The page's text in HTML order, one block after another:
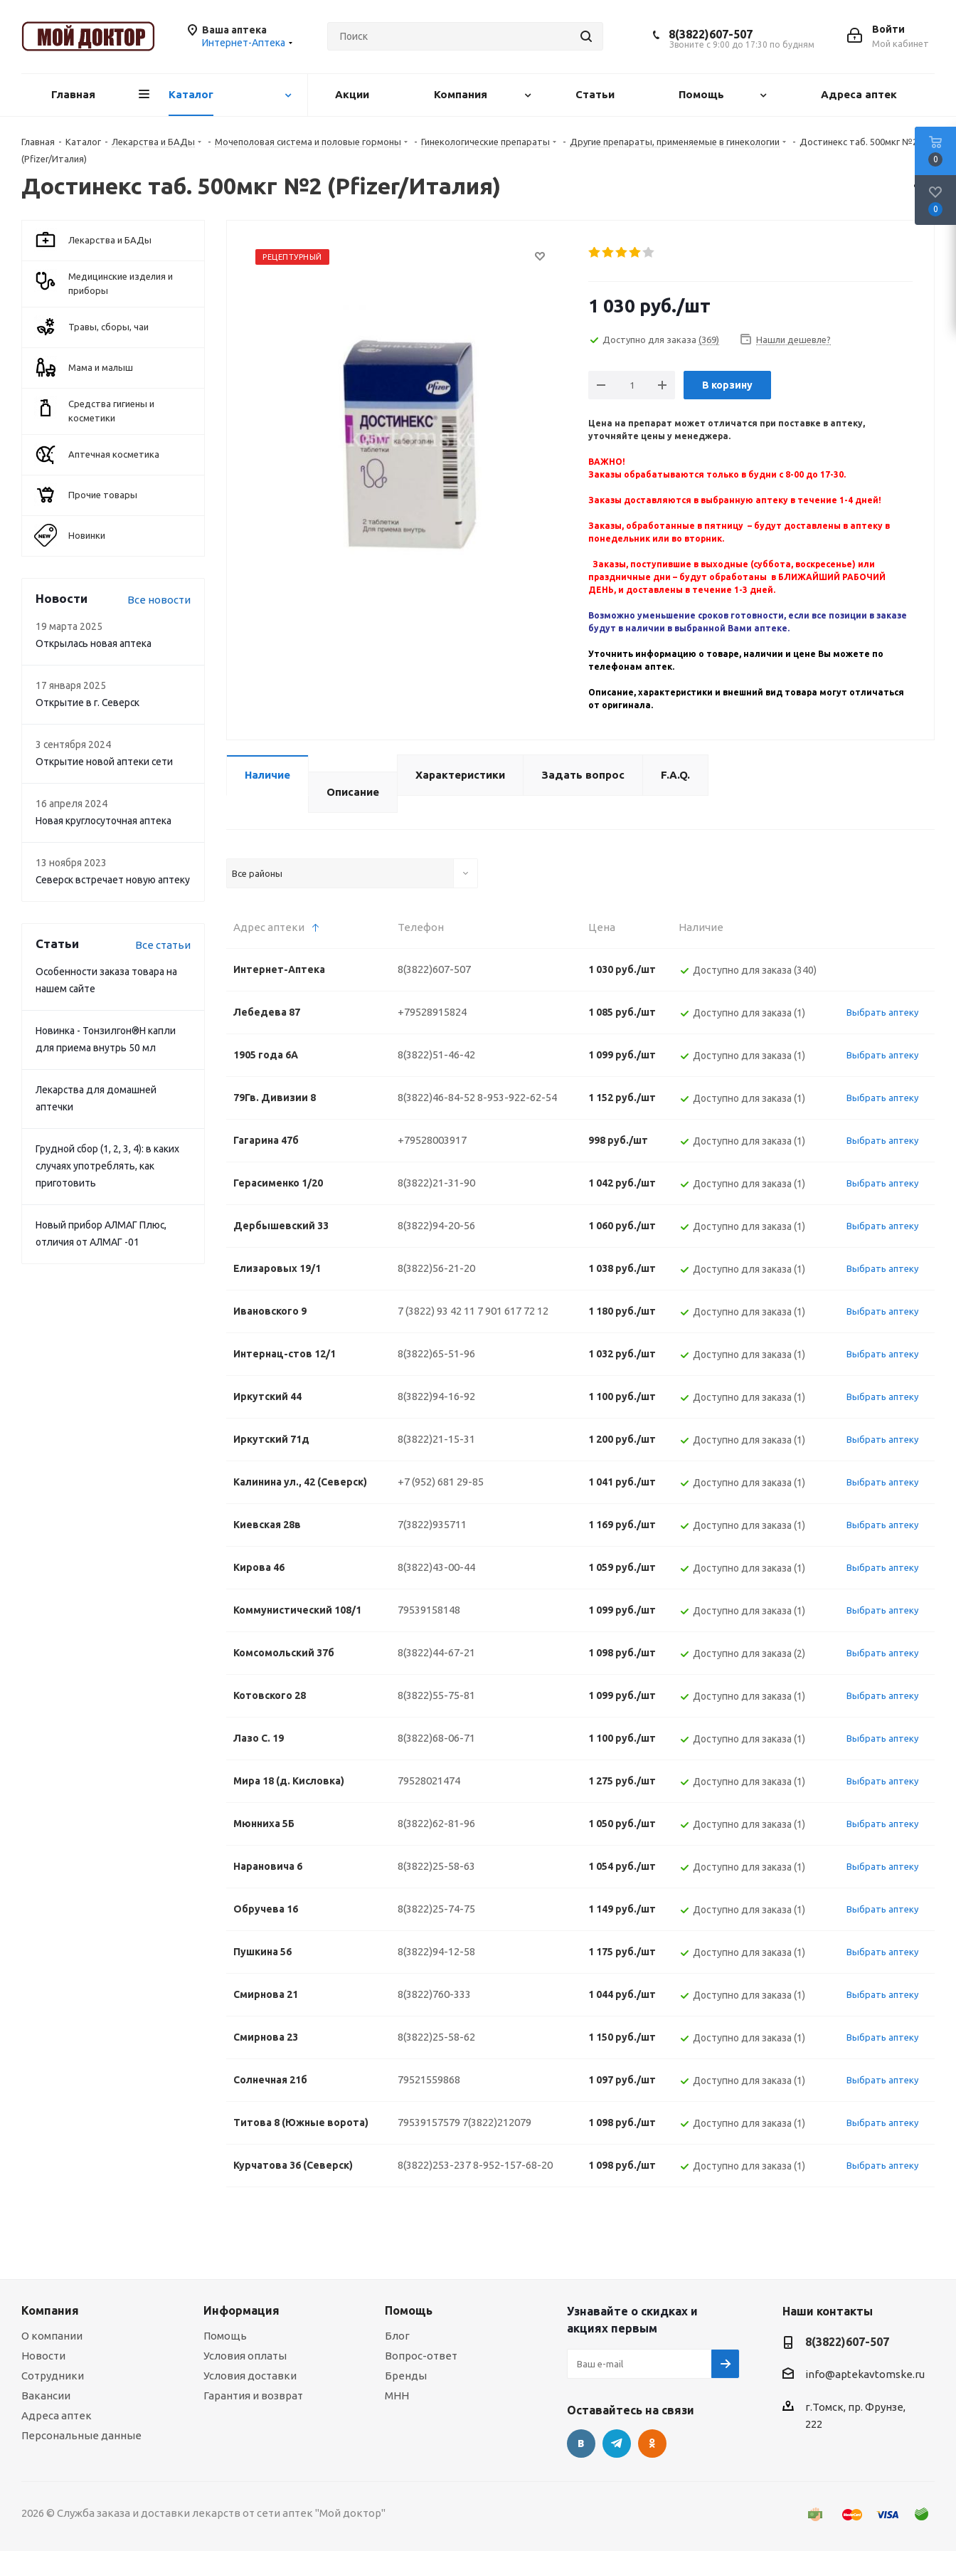
Ваша аптека
Интернет-Аптека
Войти
Мой кабинет
8(3822)607-507
Звоните с 9:00 до 17:30 по будням
Главная Каталог Акции Компания Статьи Помощь Адреса аптек
Главная - Каталог - Лекарства и БАДы - Mочеполовая система и половые гормоны - Гинекологические препараты - Другие препараты, применяемые в гинекологии - Достинекс таб. 500мкг №2
(Pfizer/Италия)
Достинекс таб. 500мкг №2 (Pfizer/Италия)
РЕЦЕПТУРНЫЙ
1 030 руб./шт
Доступно для заказа (369) Нашли дешевле?
В корзину
Цена на препарат может отличатся при поставке в аптеку,
уточняйте цены у менеджера.
ВАЖНО!
Заказы обрабатываются только в будни с 8-00 до 17-30.
Заказы доставляются в выбранную аптеку в течение 1-4 дней!
Заказы, обработанные в пятницу – будут доставлены в аптеку в
понедельник или во вторник.
Заказы, поступившие в выходные (суббота, воскресенье) или
праздничные дни – будут обработаны в БЛИЖАЙШИЙ РАБОЧИЙ
ДЕНЬ, и доставлены в течение 1-3 дней.
Возможно уменьшение сроков готовности, если все позиции в заказе
будут в наличии в выбранной Вами аптеке.
Уточнить информацию о товаре, наличии и цене Вы можете по
телефонам аптек.
Описание, характеристики и внешний вид товара могут отличаться
от оригинала.
Наличие
Описание
Характеристики Задать вопрос F.A.Q.
Все районы
Адрес аптеки Телефон Цена Наличие
Интернет-Аптека 8(3822)607-507 1 030 руб./шт Доступно для заказа (340)
Лебедева 87 +79528915824 1 085 руб./шт Доступно для заказа (1) Выбрать аптеку
1905 года 6А 8(3822)51-46-42 1 099 руб./шт Доступно для заказа (1) Выбрать аптеку
79Гв. Дивизии 8 8(3822)46-84-52 8-953-922-62-54 1 152 руб./шт Доступно для заказа (1) Выбрать аптеку
Гагарина 47б +79528003917 998 руб./шт Доступно для заказа (1) Выбрать аптеку
Герасименко 1/20 8(3822)21-31-90 1 042 руб./шт Доступно для заказа (1) Выбрать аптеку
Дербышевский 33 8(3822)94-20-56 1 060 руб./шт Доступно для заказа (1) Выбрать аптеку
Елизаровых 19/1 8(3822)56-21-20 1 038 руб./шт Доступно для заказа (1) Выбрать аптеку
Ивановского 9 7 (3822) 93 42 11 7 901 617 72 12 1 180 руб./шт Доступно для заказа (1) Выбрать аптеку
Интернац-стов 12/1 8(3822)65-51-96 1 032 руб./шт Доступно для заказа (1) Выбрать аптеку
Иркутский 44 8(3822)94-16-92 1 100 руб./шт Доступно для заказа (1) Выбрать аптеку
Иркутский 71д 8(3822)21-15-31 1 200 руб./шт Доступно для заказа (1) Выбрать аптеку
Калинина ул., 42 (Северск) +7 (952) 681 29-85 1 041 руб./шт Доступно для заказа (1) Выбрать аптеку
Киевская 28в 7(3822)935711 1 169 руб./шт Доступно для заказа (1) Выбрать аптеку
Кирова 46 8(3822)43-00-44 1 059 руб./шт Доступно для заказа (1) Выбрать аптеку
Коммунистический 108/1 79539158148 1 099 руб./шт Доступно для заказа (1) Выбрать аптеку
Комсомольский 37б 8(3822)44-67-21 1 098 руб./шт Доступно для заказа (2) Выбрать аптеку
Котовского 28 8(3822)55-75-81 1 099 руб./шт Доступно для заказа (1) Выбрать аптеку
Лазо С. 19 8(3822)68-06-71 1 100 руб./шт Доступно для заказа (1) Выбрать аптеку
Мира 18 (д. Кисловка) 79528021474 1 275 руб./шт Доступно для заказа (1) Выбрать аптеку
Мюнниха 5Б 8(3822)62-81-96 1 050 руб./шт Доступно для заказа (1) Выбрать аптеку
Нарановича 6 8(3822)25-58-63 1 054 руб./шт Доступно для заказа (1) Выбрать аптеку
Обручева 16 8(3822)25-74-75 1 149 руб./шт Доступно для заказа (1) Выбрать аптеку
Пушкина 56 8(3822)94-12-58 1 175 руб./шт Доступно для заказа (1) Выбрать аптеку
Смирнова 21 8(3822)760-333 1 044 руб./шт Доступно для заказа (1) Выбрать аптеку
Смирнова 23 8(3822)25-58-62 1 150 руб./шт Доступно для заказа (1) Выбрать аптеку
Солнечная 21б 79521559868 1 097 руб./шт Доступно для заказа (1) Выбрать аптеку
Титова 8 (Южные ворота) 79539157579 7(3822)212079 1 098 руб./шт Доступно для заказа (1) Выбрать аптеку
Курчатова 36 (Северск) 8(3822)253-2378-952-157-68-20 1 098 руб./шт Доступно для заказа (1) Выбрать аптеку
Лекарства и БАДы
Медицинские изделия и
приборы
Травы, сборы, чаи
Мама и малыш
Средства гигиены и
косметики
Аптечная косметика
Прочие товары
Новинки
Новости Все новости
19 марта 2025
Открылась новая аптека
17 января 2025
Открытие в г. Северск
3 сентября 2024
Открытие новой аптеки сети
16 апреля 2024
Новая круглосуточная аптека
13 ноября 2023
Северск встречает новую аптеку
Статьи Все статьи
Особенности заказа товара на
нашем сайте
Новинка - Тонзилгон®Н капли
для приема внутрь 50 мл
Лекарства для домашней
аптечки
Грудной сбор (1, 2, 3, 4): в каких
случаях употреблять, как
приготовить
Новый прибор АЛМАГ Плюс,
отличия от АЛМАГ -01
Компания
О компании
Новости
Сотрудники
Вакансии
Адреса аптек
Персональные данные
Информация
Помощь
Условия оплаты
Условия доставки
Гарантия и возврат
Помощь
Блог
Вопрос-ответ
Бренды
МНН
Узнавайте о скидках и
акциях первым
Оставайтесь на связи
Наши контакты
8(3822)607-507
info@aptekavtomske.ru
г.Томск, пр. Фрунзе,
222
2026 © Служба заказа и доставки лекарств от сети аптек "Мой доктор"
конфиденциальности
0
0